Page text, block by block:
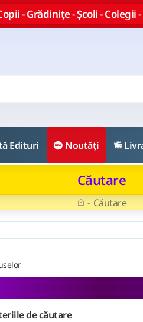
- Grădinițe - Școli - Colegii -
Edituri Noutăți
Căutare
Căutare
de căutare